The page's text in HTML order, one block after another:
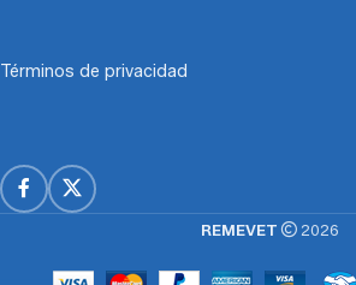
Términos de privacidad
REMEVET 2026